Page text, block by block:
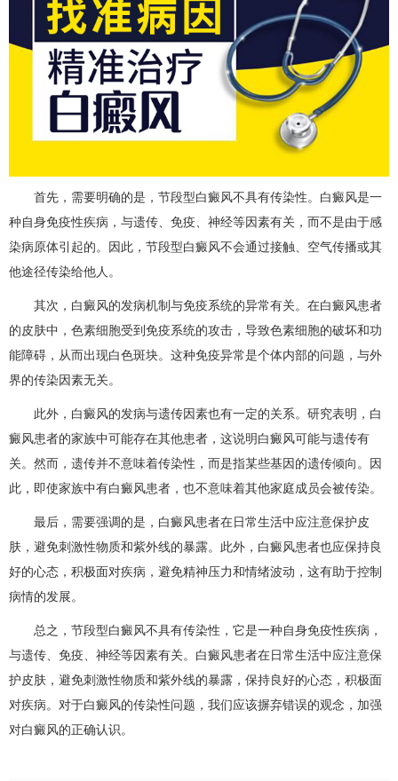
首先，需要明确的是，节段型白癜风不具有传染性。白癜风是一
种自身免疫性疾病，与遗传、免疫、神经等因素有关，而不是由于感
染病原体引起的。因此，节段型白癜风不会通过接触、空气传播或其
他途径传染给他人。
其次，白癜风的发病机制与免疫系统的异常有关。在白癜风患者
的皮肤中，色素细胞受到免疫系统的攻击，导致色素细胞的破坏和功
能障碍，从而出现白色斑块。这种免疫异常是个体内部的问题，与外
界的传染因素无关。
此外，白癜风的发病与遗传因素也有一定的关系。研究表明，白
癜风患者的家族中可能存在其他患者，这说明白癜风可能与遗传有
关。然而，遗传并不意味着传染性，而是指某些基因的遗传倾向。因
此，即使家族中有白癜风患者，也不意味着其他家庭成员会被传染。
最后，需要强调的是，白癜风患者在日常生活中应注意保护皮
肤，避免刺激性物质和紫外线的暴露。此外，白癜风患者也应保持良
好的心态，积极面对疾病，避免精神压力和情绪波动，这有助于控制
病情的发展。
总之，节段型白癜风不具有传染性，它是一种自身免疫性疾病，
与遗传、免疫、神经等因素有关。白癜风患者在日常生活中应注意保
护皮肤，避免刺激性物质和紫外线的暴露，保持良好的心态，积极面
对疾病。对于白癜风的传染性问题，我们应该摒弃错误的观念，加强
对白癜风的正确认识。